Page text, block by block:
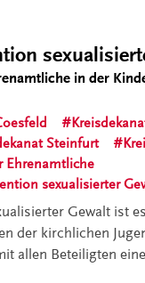
in der
Steinfurt
Ehrenamtliche
sexualisierter
Gewalt ist
der kirchlichen
allen Beteiligten